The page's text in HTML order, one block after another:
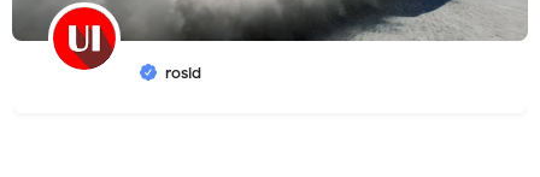
rosid